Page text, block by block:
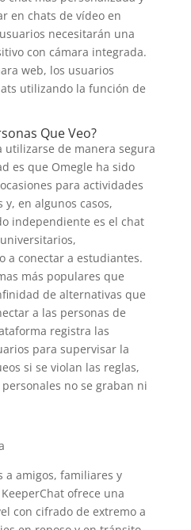
en chats de vídeo en
necesitarán una
con cámara integrada.
web, los usuarios
utilizando la función de
Que Veo?
de manera segura
es que Omegle ha sido
para actividades
en algunos casos,
independiente es el chat
a conectar a estudiantes.
más populares que
de alternativas que
a las personas de
registra las
para supervisar la
si se violan las reglas,
no se graban ni
a amigos, familiares y
ofrece una
con cifrado de extremo a